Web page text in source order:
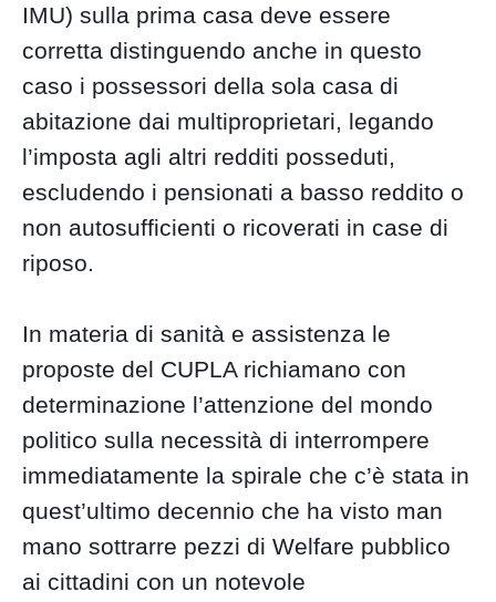
IMU) sulla prima casa deve essere
corretta distinguendo anche in questo
caso i possessori della sola casa di
abitazione dai multiproprietari, legando
l’imposta agli altri redditi posseduti,
escludendo i pensionati a basso reddito o
non autosufficienti o ricoverati in case di
riposo.
In materia di sanità e assistenza le
proposte del CUPLA richiamano con
determinazione l’attenzione del mondo
politico sulla necessità di interrompere
immediatamente la spirale che c’è stata in
quest’ultimo decennio che ha visto man
mano sottrarre pezzi di Welfare pubblico
ai cittadini con un notevole